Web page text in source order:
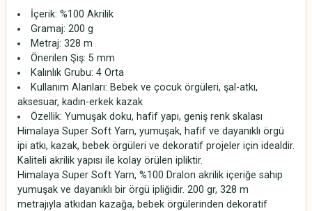
İçerik: %100 Akrilik
Gramaj: 200 g
Metraj: 328 m
Önerilen Şiş: 5 mm
Kalınlık Grubu: 4 Orta
Kullanım Alanları: Bebek ve çocuk örgüleri, şal-atkı,
aksesuar, kadın-erkek kazak
Özellik: Yumuşak doku, hafif yapı, geniş renk skalası
Himalaya Super Soft Yarn, yumuşak, hafif ve dayanıklı örgü
ipi atkı, kazak, bebek örgüleri ve dekoratif projeler için idealdir.
Kaliteli akrilik yapısı ile kolay örülen ipliktir.
Himalaya Super Soft Yarn, %100 Dralon akrilik içeriğe sahip
yumuşak ve dayanıklı bir örgü ipliğidir. 200 gr, 328 m
metrajıyla atkıdan kazağa, bebek örgülerinden dekoratif